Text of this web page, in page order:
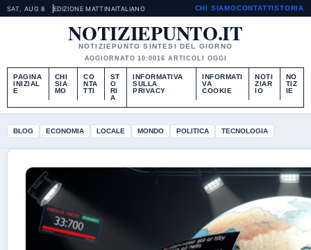
SAT, AUG 8 EDIZIONE MATTINAITALIANO CHI SIAMOCONTATTISTORIA
NOTIZIEPUNTO.IT
NOTIZIEPUNTO SINTESI DEL GIORNO
AGGIORNATO 10:0016 ARTICOLI OGGI
PAGINA
INIZIAL
E
CHI
SIA
MO
CO
NTA
TTI
ST
O
RI
A
INFORMATIVA
SULLA
PRIVACY
INFORMATI
VA
COOKIE
NOTI
ZIAR
IO
NO
TIZ
IE
BLOG ECONOMIA LOCALE MONDO POLITICA TECNOLOGIA